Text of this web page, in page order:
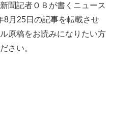
聞記者ＯＢが書くニュース
8月25日の記事を転載させ
原稿をお読みになりたい方
さい。